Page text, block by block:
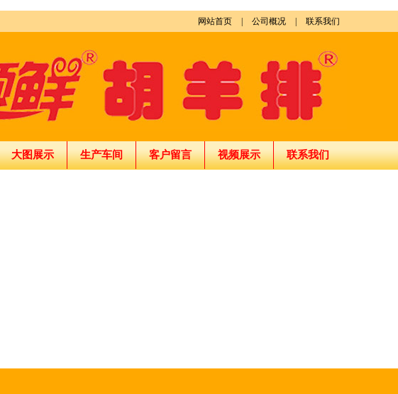
网站首页 公司概况 联系我们
大图展示 生产车间 客户留言 视频展示 联系我们